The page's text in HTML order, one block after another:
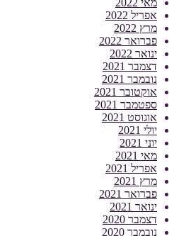
אפריל 2022
מרץ 2022
פברואר 2022
ינואר 2022
דצמבר 2021
נובמבר 2021
אוקטובר 2021
ספטמבר 2021
אוגוסט 2021
יולי 2021
יוני 2021
מאי 2021
אפריל 2021
מרץ 2021
פברואר 2021
ינואר 2021
דצמבר 2020
נובמבר 2020